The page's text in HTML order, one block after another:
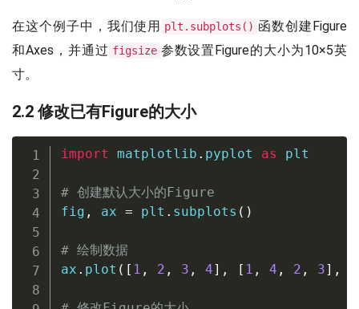
在这个例子中，我们使用 plt.subplots() 函数创建Figure
和Axes，并通过 figsize 参数设置Figure的大小为10×5英
寸。
2.2 修改已有Figure的大小
import matplotlib . pyplot as plt
# 创建默认大小的Figure
fig , ax = plt . subplots ( )
# 绘制数据
ax . plot ( [ 1 , 2 , 3 , 4] , [ 1 , 4 , 2 , 3] ,